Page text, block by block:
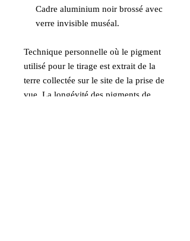
Cadre aluminium noir brossé avec
verre invisible muséal.
Technique personnelle où le pigment
utilisé pour le tirage est extrait de la
terre collectée sur le site de la prise de
vue. La longévité des pigments de